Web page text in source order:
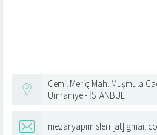
Cemil Meriç Mah. Muşmula
Ümraniye - İSTANBUL
mezaryapimisleri [at]